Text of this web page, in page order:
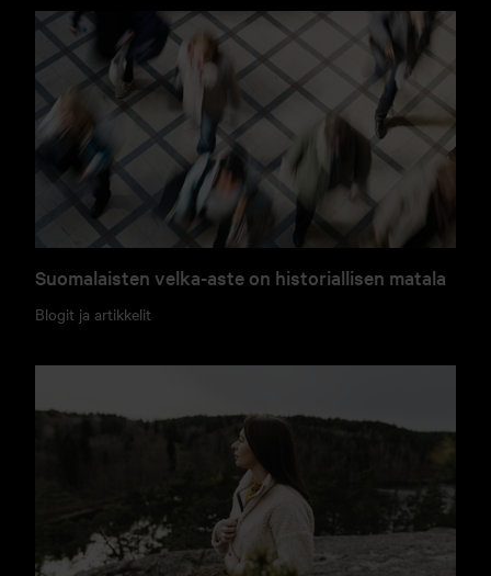
Suomalaisten velka-aste on historiallisen matala
Blogit ja artikkelit